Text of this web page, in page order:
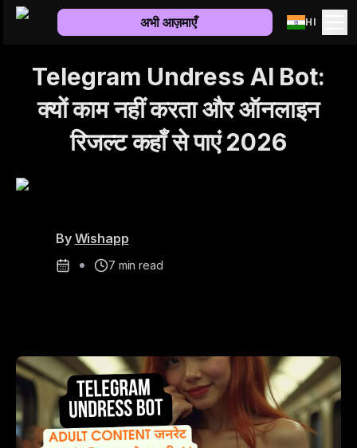
अभी आज़माएँ HI
Telegram Undress AI Bot:
क्यों काम नहीं करता और ऑनलाइन
रिजल्ट कहाँ से पाएं 2026
By Wishapp
7 min read